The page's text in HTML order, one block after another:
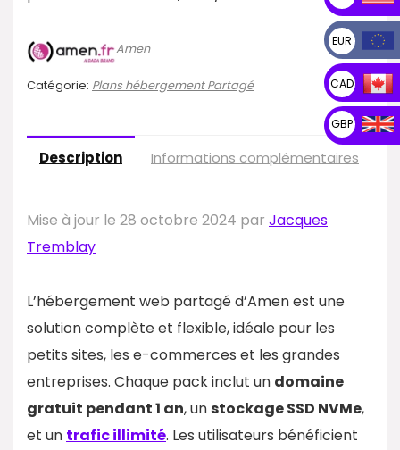
Amen
Catégorie: Plans hébergement Partagé
Description Informations complémentaires
Mise à jour le 28 octobre 2024 par Jacques
Tremblay
L’hébergement web partagé d’Amen est une
solution complète et flexible, idéale pour les
petits sites, les e-commerces et les grandes
entreprises. Chaque pack inclut un domaine
gratuit pendant 1 an, unstockage SSD NVMe,
et un trafic illimité. Les utilisateurs bénéficient
EUR
CAD
GBP